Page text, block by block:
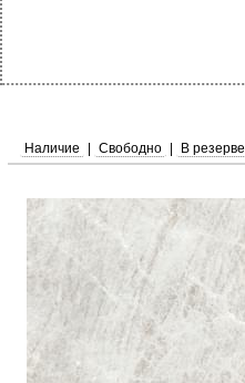
Наличие Свободно В резерве